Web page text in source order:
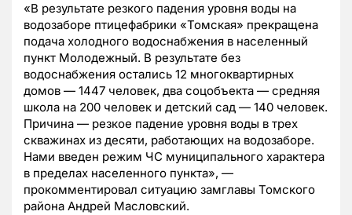
«В результате резкого падения уровня воды на
водозаборе птицефабрики «Томская» прекращена
подача холодного водоснабжения в населенный
пункт Молодежный. В результате без
водоснабжения остались 12 многоквартирных
домов — 1447 человек, два соцобъекта — средняя
школа на 200 человек и детский сад — 140 человек.
Причина — резкое падение уровня воды в трех
скважинах из десяти, работающих на водозаборе.
Нами введен режим ЧС муниципального характера
в пределах населенного пункта», —
прокомментировал ситуацию замглавы Томского
района Андрей Масловский.